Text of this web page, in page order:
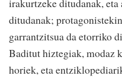
ditudanak;
garrantzitsua da etorriko
Baditut hiztegiak, modaz
horiek, eta